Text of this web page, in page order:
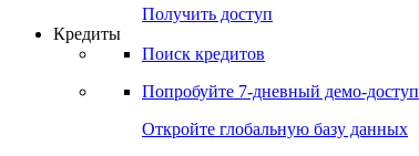
Получить доступ
Кредиты
Поиск кредитов
Попробуйте 7-дневный демо-доступ
Откройте глобальную базу данных